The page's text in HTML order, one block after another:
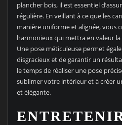
plancher bois, il est essentiel
régulière. En veillant à ce que les
manière uniforme et alignée, vous
harmonieux qui mettra en valeur
Une pose méticuleuse permet
disgracieux et de garantir un
le temps de réaliser une pose
sublimer votre intérieur et à créer
et élégante.